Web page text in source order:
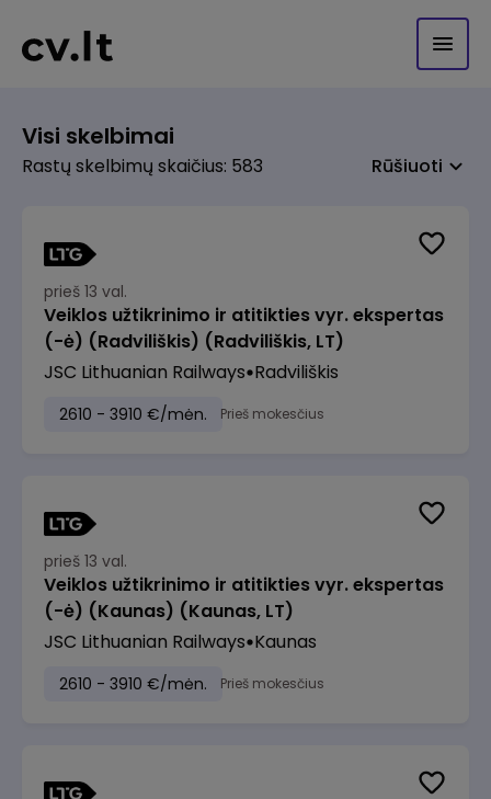
Visi skelbimai
Rastų skelbimų skaičius: 583 Rūšiuoti
prieš 13 val.
Veiklos užtikrinimo ir atitikties vyr. ekspertas
(-ė) (Radviliškis) (Radviliškis, LT)
JSC Lithuanian Railways Radviliškis
2610 - 3910 €/mėn. Prieš mokesčius
prieš 13 val.
Veiklos užtikrinimo ir atitikties vyr. ekspertas
(-ė) (Kaunas) (Kaunas, LT)
JSC Lithuanian Railways Kaunas
2610 - 3910 €/mėn. Prieš mokesčius